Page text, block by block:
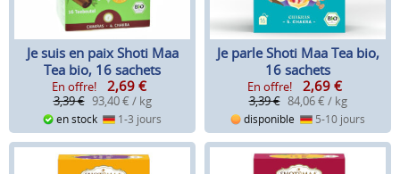
Je suis en paix Shoti Maa
Tea bio, 16 sachets
En offre! 2,69 €
3,39 € 93,40 € / kg
en stock 1-3 jours
Je parle Shoti Maa Tea bio,
16 sachets
En offre! 2,69 €
3,39 € 84,06 € / kg
disponible 5-10 jours